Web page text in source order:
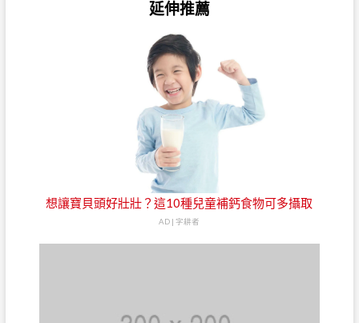
延伸推薦
想讓寶貝頭好壯壯？這10種兒童補鈣食物可多攝取
AD | 字耕者